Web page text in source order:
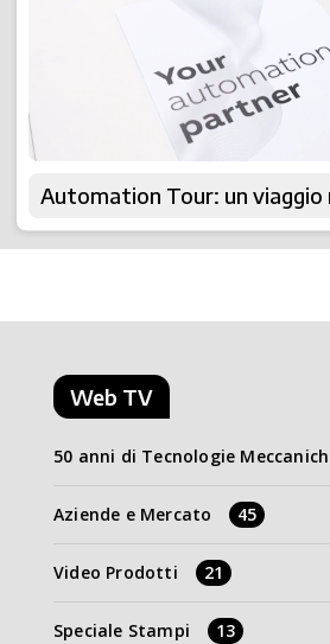
Automation Tour: un viaggio
Web TV
50 anni di Tecnologie
Aziende e Mercato 45
Video Prodotti 21
Speciale Stampi 13